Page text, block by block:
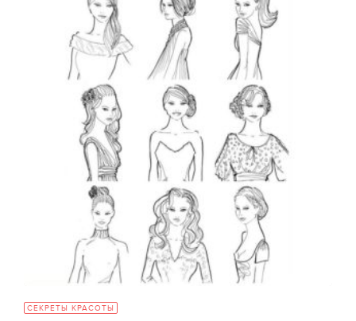
СЕКРЕТЫ КРАСОТЫ